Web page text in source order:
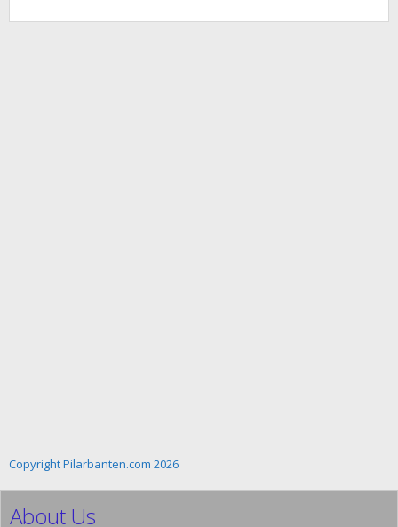
Copyright Pilarbanten.com 2026
About Us